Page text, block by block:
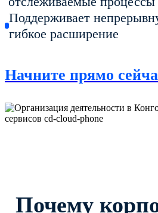
Поддерживает
гибкое расширение
Начните прямо
Почему